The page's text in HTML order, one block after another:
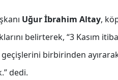
Uğur İbrahim Altay,
belirterek, “3 Kasım
geçişlerini birbirinden
dedi.